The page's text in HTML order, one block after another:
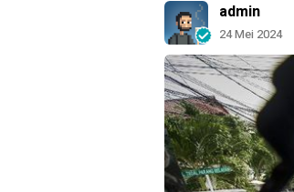
admin
24 Mei 2024